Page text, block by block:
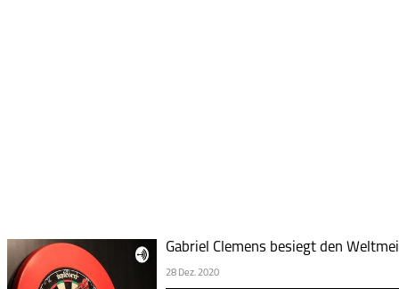
Gabriel Clemens besiegt den
28 Dez. 2020